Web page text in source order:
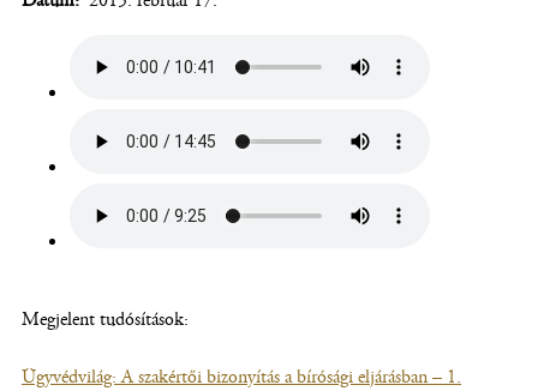
Megjelent tudósítások:
Ügyvédvilág: A szakértői bizonyítás a bírósági eljárásban – 1.